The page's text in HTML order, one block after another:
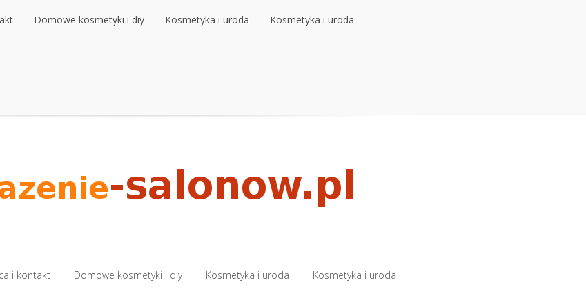
Domowe kosmetyki i diy Kosmetyka i uroda Kosmetyka i uroda
i kontakt Domowe kosmetyki i diy Kosmetyka i uroda Kosmetyka i uroda